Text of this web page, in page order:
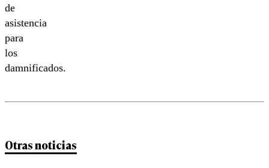
de
asistencia
para
los
damnificados.
Otras noticias